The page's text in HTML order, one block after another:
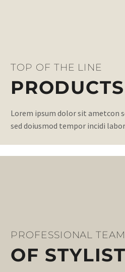
TOP OF THE LINE
PRODUCTS
Lorem ipsum dolor sit ametcon
sed doiusmod tempor incidi
PROFESSIONAL TEAM
OF